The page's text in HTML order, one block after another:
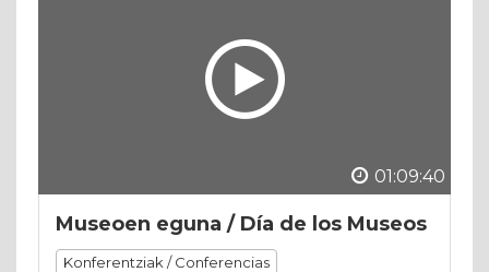
01:09:40
Museoen eguna / Día de los Museos
Konferentziak / Conferencias